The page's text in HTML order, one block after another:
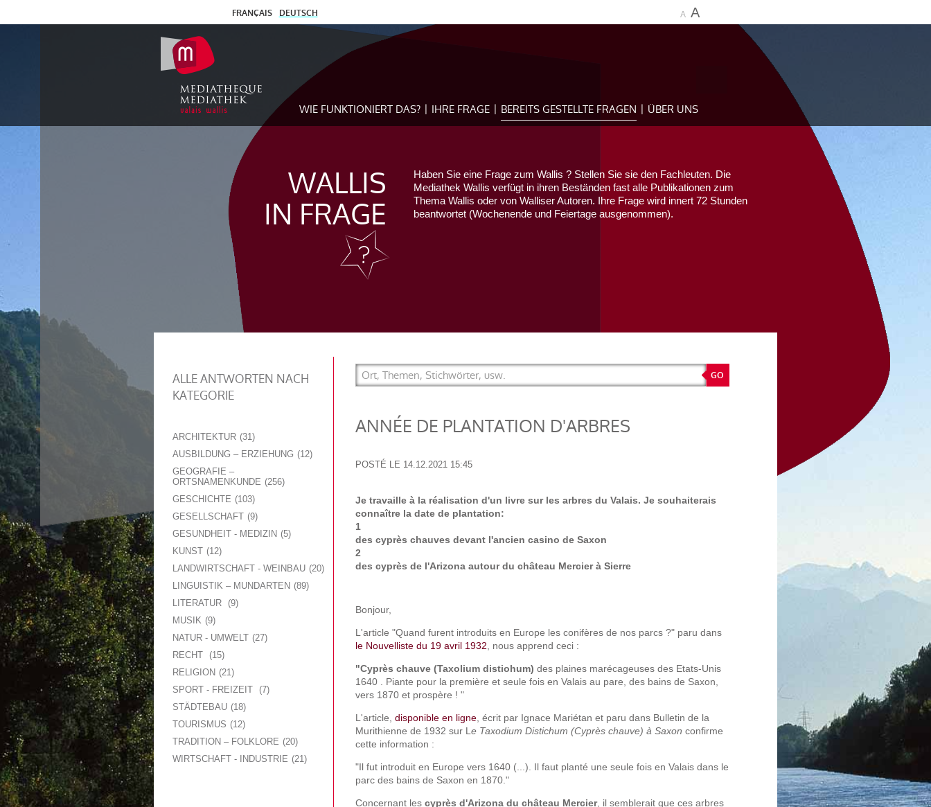
FRANÇAIS DEUTSCH A A
WIE FUNKTIONIERT DAS? IHRE FRAGE BEREITS GESTELLTE FRAGEN ÜBER UNS
WALLIS
IN FRAGE
Haben Sie eine Frage zum Wallis ? Stellen Sie sie den Fachleuten. Die
Mediathek Wallis verfügt in ihren Beständen fast alle Publikationen zum
Thema Wallis oder von Walliser Autoren. Ihre Frage wird innert 72 Stunden
beantwortet (Wochenende und Feiertage ausgenommen).
ALLE ANTWORTEN NACH
KATEGORIE
ARCHITEKTUR 31
AUSBILDUNG – ERZIEHUNG
12
GEOGRAFIE –
ORTSNAMENKUNDE
256
GESCHICHTE
103
GESELLSCHAFT 9
GESUNDHEIT - MEDIZIN
5
KUNST 12
LANDWIRTSCHAFT - WEINBAU 20
LINGUISTIK – MUNDARTEN
89
LITERATUR
9
MUSIK 9
NATUR - UMWELT 27
RECHT
15
RELIGION
21
SPORT - FREIZEIT
7
STÄDTEBAU 18
TOURISMUS
12
TRADITION – FOLKLORE
20
WIRTSCHAFT - INDUSTRIE
21
ANNÉE DE PLANTATION D'ARBRES
POSTÉ LE 14.12.2021 15:45
Je travaille à la réalisation d'un livre sur les arbres du Valais. Je souhaiterais
connaître la date de plantation:
1
des cyprès chauves devant l'ancien casino de Saxon
2
des cyprès de l'Arizona autour du château Mercier à Sierre
Bonjour,
L'article "Quand furent introduits en Europe les conifères de nos parcs ?" paru dans
le Nouvelliste du 19 avril 1932 , nous apprend ceci :
"Cyprès chauve (Taxolium distiohum) des plaines marécageuses des Etats-Unis
1640 . Piante pour la première et seule fois en Valais au pare, des bains de Saxon,
vers 1870 et prospère ! "
L'article, disponible en ligne, écrit par Ignace Mariétan et paru dans Bulletin de la
Murithienne de 1932 sur L e Taxodium Distichum (Cyprès chauve) à Saxon confirme
cette information :
"Il fut introduit en Europe vers 1640 (...). Il faut planté une seule fois en Valais dans le
parc des bains de Saxon en 1870."
Concernant les cyprès d'Arizona du château Mercier, il semblerait que ces arbres